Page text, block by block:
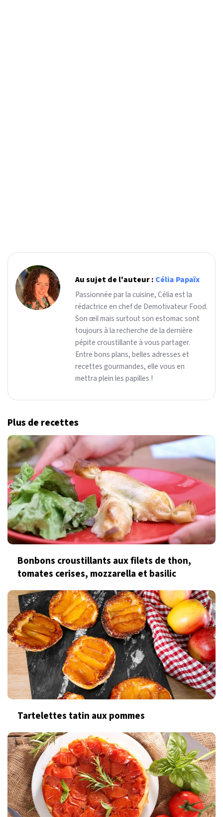
Au sujet de l'auteur : Célia Papaïx
Passionnée par la cuisine, Célia est la
rédactrice en chef de Demotivateur Food.
Son œil mais surtout son estomac sont
toujours à la recherche de la dernière
pépite croustillante à vous partager.
Entre bons plans, belles adresses et
recettes gourmandes, elle vous en
mettra plein les papilles !
Plus de recettes
Bonbons croustillants aux filets de thon,
tomates cerises, mozzarella et basilic
Tartelettes tatin aux pommes